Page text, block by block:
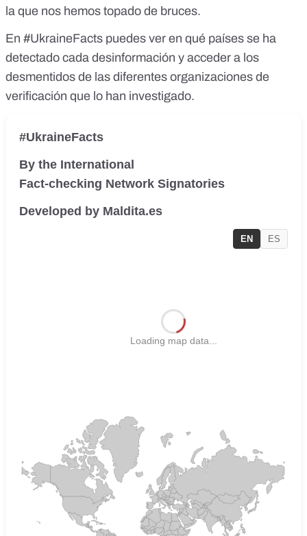
la que nos hemos topado de bruces.
En #UkraineFacts puedes ver en qué países se ha
detectado cada desinformación y acceder a los
desmentidos de las diferentes organizaciones de
verificación que lo han investigado.
#UkraineFacts
By the International
Fact-checking Network Signatories
Developed by Maldita.es
EN ES
Loading map data...